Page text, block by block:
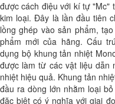
được cách điệu với kí tự "Mc"
kim loại. Đây là lần đầu tiên
lồng ghép vào sản phẩm,
phẩm mới của hãng. Cấu
dụng bộ khung tản nhiệt
được làm từ các vật liệu dẫn
nhiệt hiệu quả. Khung tản
đầu ra dòng lớn nhằm loại
đặc biệt có ý nghĩa với giai